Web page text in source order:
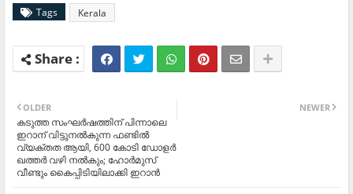
Tags Kerala
NEWER
OLDER
കടുത്ത സംഘർഷത്തിന് പിന്നാലെ
ഇറാന് വിട്ടുനൽകുന്ന ഫണ്ടിൽ
വ്യക്തത ആയി, 600 കോടി ഡോളർ
ഖത്തർ വഴി നൽകും; ഹോർമുസ്
വീണ്ടും കൈപ്പിടിയിലാക്കി ഇറാൻ